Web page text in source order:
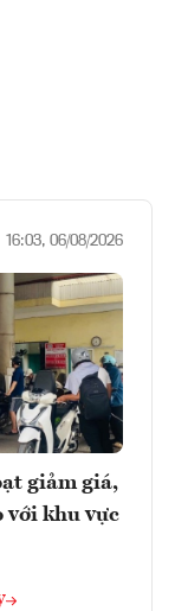
16:03, 06/08/2026
giảm giá,
với khu vực